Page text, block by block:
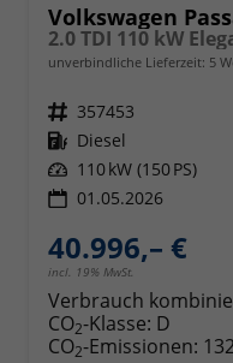
Volkswagen
2.0 TDI 110 kW
unverbindliche Lieferzeit: 5
Fahrzeugnr. 357453
Kraftstoff Diesel
Leistung 110 kW (150 PS)
01.05.2026
40.996,– €
incl. 19% MwSt.
Verbrauch
CO2-Klasse: D
CO2-Emissionen: